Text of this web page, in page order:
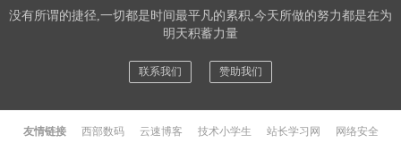
没有所谓的捷径,一切都是时间最平凡的累积,今天所做的努力都是在为
明天积蓄力量
联系我们 赞助我们
友情链接 西部数码 云速博客 技术小学生 站长学习网 网络安全